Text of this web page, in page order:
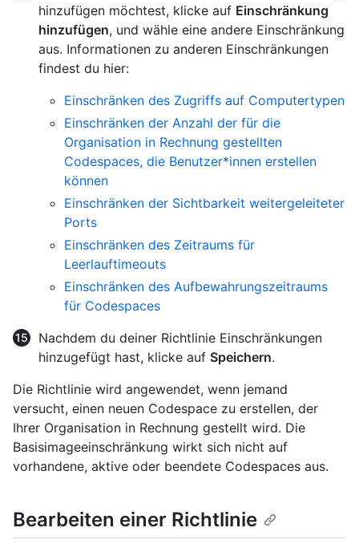
hinzufügen möchtest, klicke auf Einschränkung
hinzufügen, und wähle eine andere Einschränkung
aus. Informationen zu anderen Einschränkungen
findest du hier:
Einschränken des Zugriffs auf Computertypen
Einschränken der Anzahl der für die
Organisation in Rechnung gestellten
Codespaces, die Benutzer*innen erstellen
können
Einschränken der Sichtbarkeit weitergeleiteter
Ports
Einschränken des Zeitraums für
Leerlauftimeouts
Einschränken des Aufbewahrungszeitraums
für Codespaces
Nachdem du deiner Richtlinie Einschränkungen
hinzugefügt hast, klicke auf Speichern.
Die Richtlinie wird angewendet, wenn jemand
versucht, einen neuen Codespace zu erstellen, der
Ihrer Organisation in Rechnung gestellt wird. Die
Basisimageeinschränkung wirkt sich nicht auf
vorhandene, aktive oder beendete Codespaces aus.
Bearbeiten einer Richtlinie